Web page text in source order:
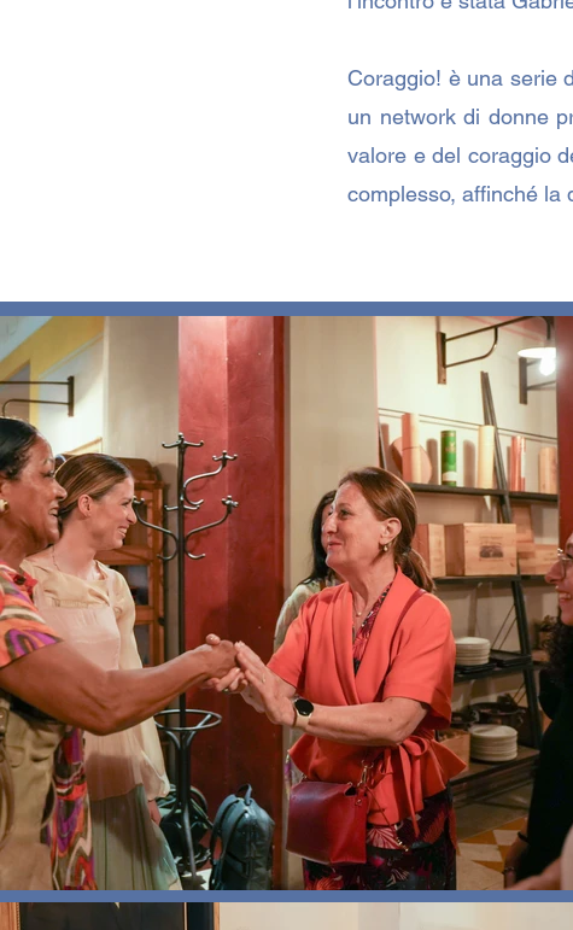
Coraggio! è una serie
un network di donne
valore e del coraggio
complesso, affinché la